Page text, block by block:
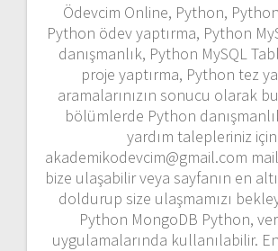
Ödevcim Online, Python,
Python ödev yaptırma, Python
danışmanlık, Python MySQL
proje yaptırma, Python tez
aramalarınızın sonucu olarak
bölümlerde Python
yardım talepleriniz için
akademikodevcim@gmail.com
bize ulaşabilir veya sayfanın en
doldurup size ulaşmamızı
Python MongoDB Python,
uygulamalarında kullanılabilir.